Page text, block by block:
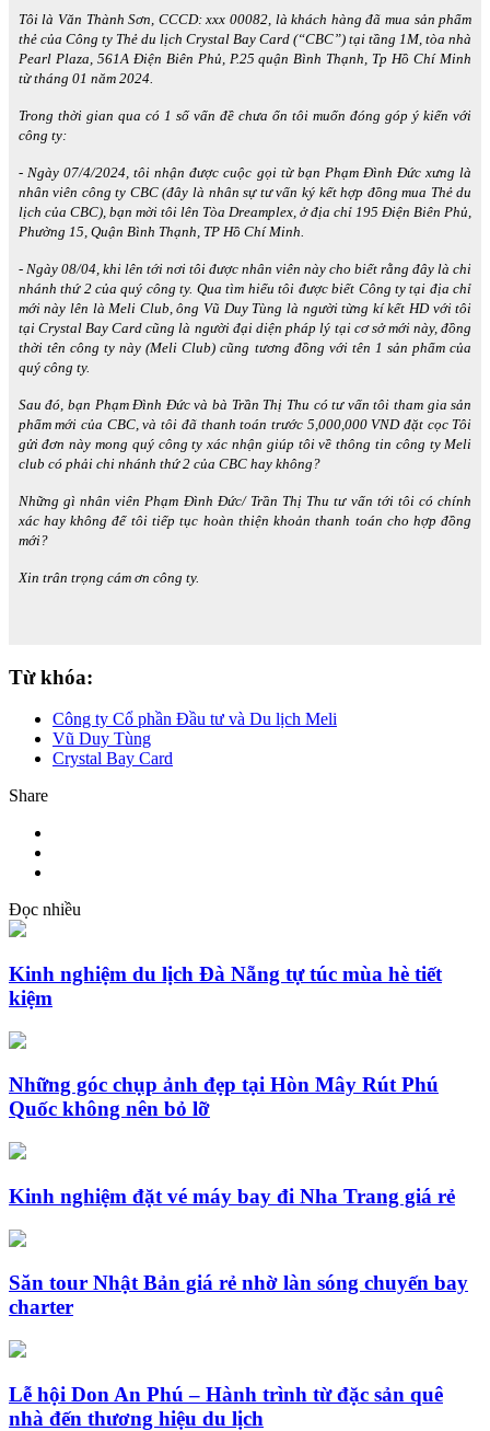
Tôi là Văn Thành Sơn, CCCD: xxx 00082, là khách hàng đã mua sản phẩm
thẻ của Công ty Thẻ du lịch Crystal Bay Card (“CBC”) tại tầng 1M, tòa nhà
Pearl Plaza, 561A Điện Biên Phủ, P.25 quận Bình Thạnh, Tp Hồ Chí Minh
từ tháng 01 năm 2024.
Trong thời gian qua có 1 số vấn đề chưa ổn tôi muốn đóng góp ý kiến với
công ty:
- Ngày 07/4/2024, tôi nhận được cuộc gọi từ bạn Phạm Đình Đức xưng là
nhân viên công ty CBC (đây là nhân sự tư vấn ký kết hợp đồng mua Thẻ du
lịch của CBC), bạn mời tôi lên Tòa Dreamplex, ở địa chỉ 195 Điện Biên Phủ,
Phường 15, Quận Bình Thạnh, TP Hồ Chí Minh.
- Ngày 08/04, khi lên tới nơi tôi được nhân viên này cho biết rằng đây là chi
nhánh thứ 2 của quý công ty. Qua tìm hiểu tôi được biết Công ty tại địa chỉ
mới này lên là Meli Club, ông Vũ Duy Tùng là người từng kí kết HD với tôi
tại Crystal Bay Card cũng là người đại diện pháp lý tại cơ sở mới này, đồng
thời tên công ty này (Meli Club) cũng tương đồng với tên 1 sản phẩm của
quý công ty.
Sau đó, bạn Phạm Đình Đức và bà Trần Thị Thu có tư vấn tôi tham gia sản
phẩm mới của CBC, và tôi đã thanh toán trước 5,000,000 VND đặt cọc Tôi
gửi đơn này mong quý công ty xác nhận giúp tôi về thông tin công ty Meli
club có phải chi nhánh thứ 2 của CBC hay không?
Những gì nhân viên Phạm Đình Đức/ Trần Thị Thu tư vấn tới tôi có chính
xác hay không để tôi tiếp tục hoàn thiện khoản thanh toán cho hợp đồng
mới?
Xin trân trọng cám ơn công ty.
Từ khóa:
Công ty Cổ phần Đầu tư và Du lịch Meli
Vũ Duy Tùng
Crystal Bay Card
Share
Đọc nhiều
Kinh nghiệm du lịch Đà Nẵng tự túc mùa hè tiết
kiệm
Những góc chụp ảnh đẹp tại Hòn Mây Rút Phú
Quốc không nên bỏ lỡ
Kinh nghiệm đặt vé máy bay đi Nha Trang giá rẻ
Săn tour Nhật Bản giá rẻ nhờ làn sóng chuyến bay
charter
Lễ hội Don An Phú – Hành trình từ đặc sản quê
nhà đến thương hiệu du lịch